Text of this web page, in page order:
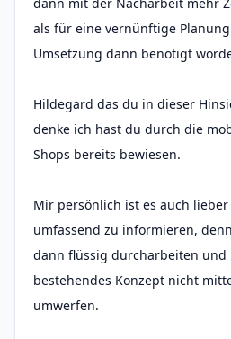
als für eine vernünftige
Umsetzung dann benötigt
Hildegard das du in dieser
denke ich hast du durch die
Shops bereits bewiesen.
Mir persönlich ist es auch
umfassend zu informieren,
dann flüssig durcharbeiten und
bestehendes Konzept nicht
umwerfen.